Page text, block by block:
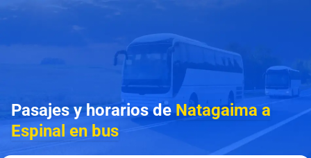
Pasajes y horarios deNatagaima a
Espinal en bus